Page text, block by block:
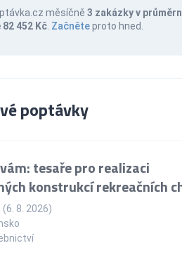
měsíčně 3 zakázky v
452 Kč Začněteproto hned.
poptávky
tesaře pro realizaci
konstrukcí rekreačních
8. 2026)